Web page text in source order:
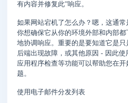
有内容并修复此”响应。
如果网站宕机了怎么办？嗯，这通
你想确保它从你的环境外部和内部
地协调响应。重要的是要知道它是
后端出现故障，或其他原因 - 因此
应用程序检查等功能可以帮助您在
题。
使用电子邮件分发列表